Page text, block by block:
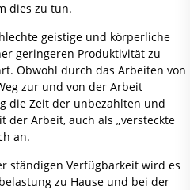
dies zu tun.
geistige und körperliche
geringeren Produktivität zu
Obwohl durch das Arbeiten von
zur und von der Arbeit
die Zeit der unbezahlten und
der Arbeit, auch als „versteckte
an.
ständigen Verfügbarkeit wird es
zu Hause und bei der